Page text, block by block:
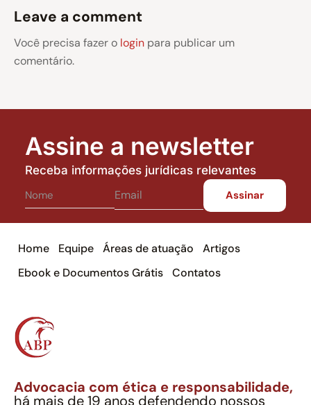
Leave a comment
Você precisa fazer o login para publicar um
comentário.
Assine a newsletter
Receba informações jurídicas relevantes
Home Equipe Áreas de atuação
Artigos
Ebook e Documentos Grátis
Contatos
Advocacia com ética e responsabilidade,
há mais de 19 anos defendendo nossos